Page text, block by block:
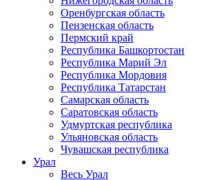
Оренбургская область
Пензенская область
Пермский край
Республика Башкортостан
Республика Марий Эл
Республика Мордовия
Республика Татарстан
Самарская область
Саратовская область
Удмуртская республика
Ульяновская область
Чувашская республика
Урал
Весь Урал